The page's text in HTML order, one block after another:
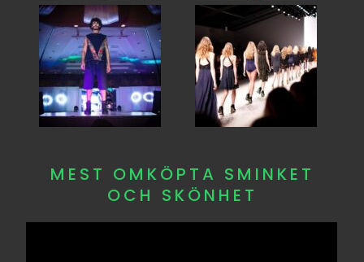
MEST OMKÖPTA SMINKET
OCH SKÖNHET